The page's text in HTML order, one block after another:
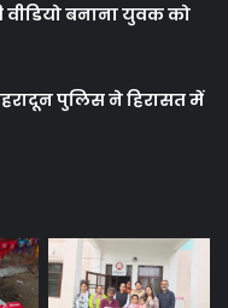
बनाना युवक को
पुलिस ने हिरासत में